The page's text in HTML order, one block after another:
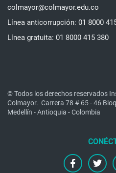
colmayor@colmayor.edu.co
Línea anticorrupción: 01 8000
Línea gratuita: 01 8000 415 380
© Todos los derechos reservados
Colmayor. Carrera 78 # 65 - 46
Medellín - Antioquia - Colombia